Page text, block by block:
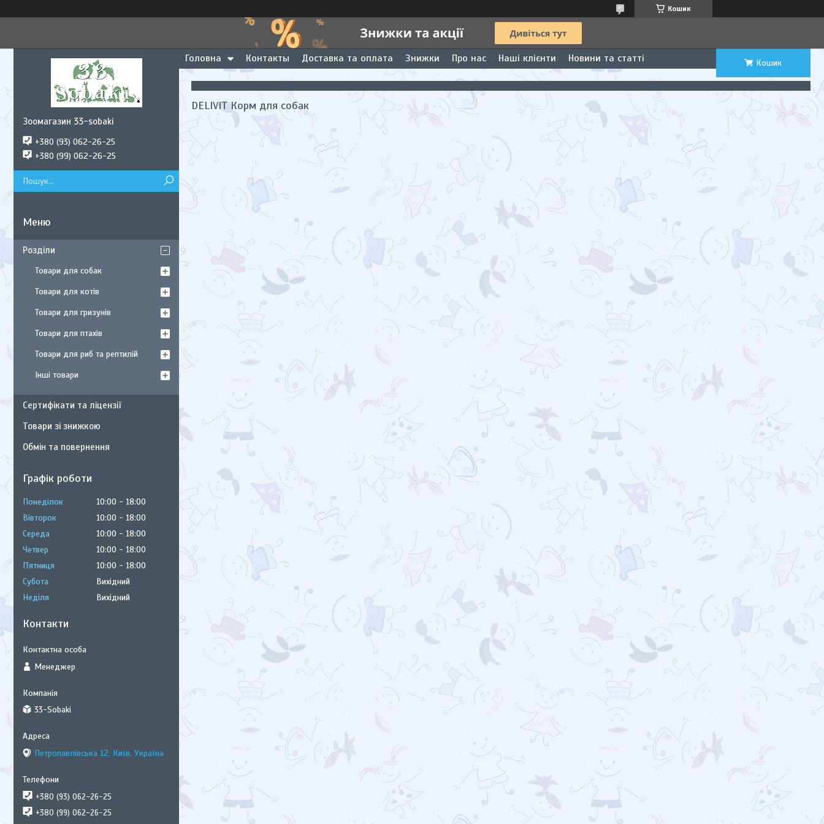
Кошик
Головна Контакты Доставка та оплата Знижки Про нас Наші клієнти Новини та статті Кошик
DELIVIT Корм для собак
Зоомагазин 33-sobaki
+380 (93) 062-26-25
+380 (99) 062-26-25
Розділи
Товари для собак
Товари для котів
Товари для гризунів
Товари для птахів
Товари для риб та рептилій
Інші товари
Сертифікати та ліцензії
Товари зі знижкою
Обмін та повернення
Графік роботи
Понеділок 10:00
18:00
Вівторок
10:00
18:00
Середа
10:00
18:00
Четвер
10:00
18:00
Пʼятниця
10:00
18:00
Субота
Вихідний
Неділя
Вихідний
Контакти
Менеджер
33-Sobaki
Петропавлівська 12, Київ, Україна
+380 (93) 062-26-25
+380 (99) 062-26-25